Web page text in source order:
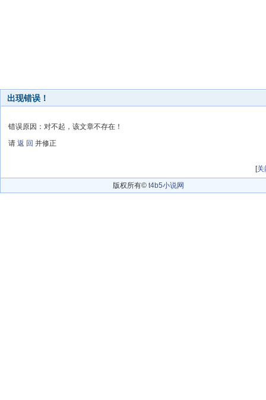
出现错误！
错误原因：对不起，该文章不存在！
请 返 回 并修正
[关
版权所有© t4b5小说网